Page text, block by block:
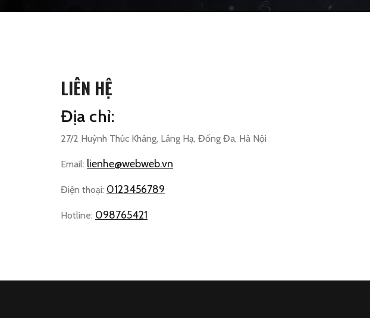
LIÊN HỆ
Địa chỉ:
27/2 Huỳnh Thúc Kháng, Láng Hạ, Đống Đa, Hà Nội
Email: lienhe@webweb.vn
Điện thoại: 0123456789
Hotline: 098765421